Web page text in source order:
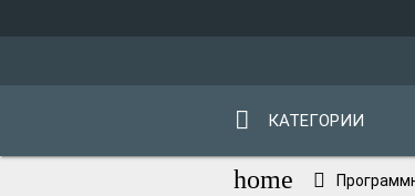
КАТЕГОРИИ
home